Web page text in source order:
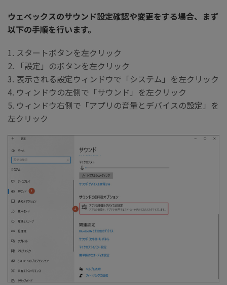
ウェベックスのサウンド設定確認や変更をする場合、まず
以下の手順を行います。
1. スタートボタンを左クリック
2. 「設定」のボタンを左クリック
3. 表示される設定ウィンドウで「システム」を左クリック
4. ウィンドウの左側で「サウンド」を左クリック
5. ウィンドウ右側で「アプリの音量とデバイスの設定」を
左クリック